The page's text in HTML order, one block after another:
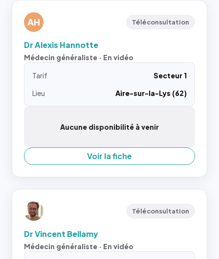
AH Téléconsultation
Dr Alexis Hannotte
Médecin généraliste · En vidéo
Tarif
Secteur 1
Lieu
Aire-sur-la-Lys (62)
Aucune disponibilité à venir
Voir la fiche
Téléconsultation
Dr Vincent Bellamy
Médecin généraliste · En vidéo